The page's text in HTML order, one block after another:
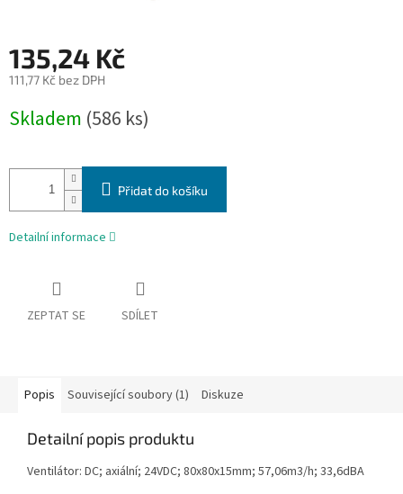
135,24 Kč
111,77 Kč bez DPH
cena:
Skladem (586 ks)
Přidat do košíku
Detailní informace
ZEPTAT SE SDÍLET
Popis Související soubory (1) Diskuze
Detailní popis produktu
Ventilátor: DC; axiální; 24VDC; 80x80x15mm; 57,06m3/h; 33,6dBA